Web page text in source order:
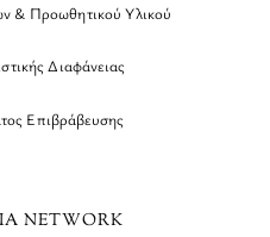
& Προωθητικού Υλικού
Διαφάνειας
Επιβράβευσης
NETWORK